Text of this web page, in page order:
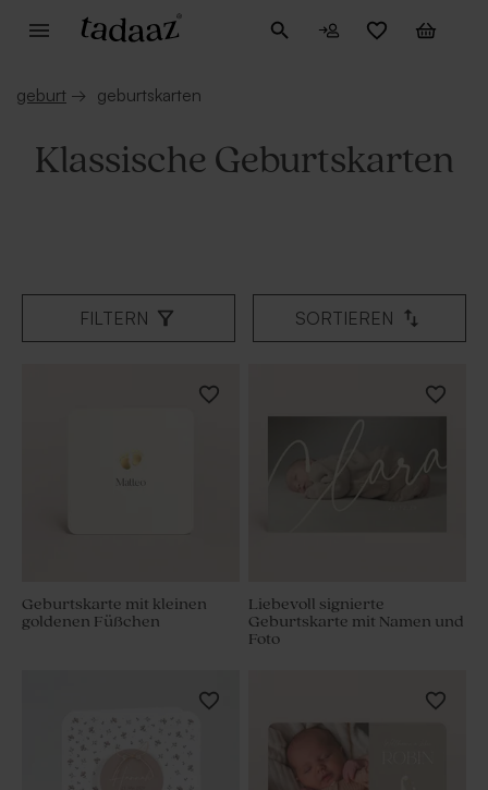
geburt → geburtskarten
Klassische Geburtskarten
FILTERN SORTIEREN
Geburtskarte mit kleinen
goldenen Füßchen
Liebevoll signierte
Geburtskarte mit Namen und
Foto